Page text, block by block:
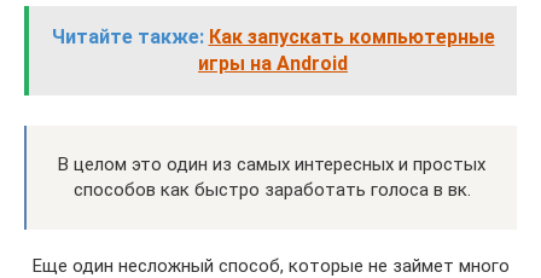
Читайте также: Как запускать компьютерные
игры на Android
В целом это один из самых интересных и простых
способов как быстро заработать голоса в вк.
Еще один несложный способ, которые не займет много